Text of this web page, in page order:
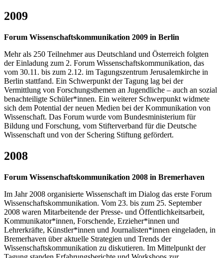
2009
Forum Wissenschaftskommunikation 2009 in Berlin
Mehr als 250 Teilnehmer aus Deutschland und Österreich folgten
der Einladung zum 2. Forum Wissenschaftskommunikation, das
vom 30.11. bis zum 2.12. im Tagungszentrum Jerusalemkirche in
Berlin stattfand. Ein Schwerpunkt der Tagung lag bei der
Vermittlung von Forschungsthemen an Jugendliche – auch an sozial
benachteiligte Schüler*innen. Ein weiterer Schwerpunkt widmete
sich dem Potential der neuen Medien bei der Kommunikation von
Wissenschaft. Das Forum wurde vom Bundesministerium für
Bildung und Forschung, vom Stifterverband für die Deutsche
Wissenschaft und von der Schering Stiftung gefördert.
2008
Forum Wissenschaftskommunikation 2008 in Bremerhaven
Im Jahr 2008 organisierte Wissenschaft im Dialog das erste Forum
Wissenschaftskommunikation. Vom 23. bis zum 25. September
2008 waren Mitarbeitende der Presse- und Öffentlichkeitsarbeit,
Kommunikator*innen, Forschende, Erzieher*innen und
Lehrerkräfte, Künstler*innen und Journalisten*innen eingeladen, in
Bremerhaven über aktuelle Strategien und Trends der
Wissenschaftskommunikation zu diskutieren. Im Mittelpunkt der